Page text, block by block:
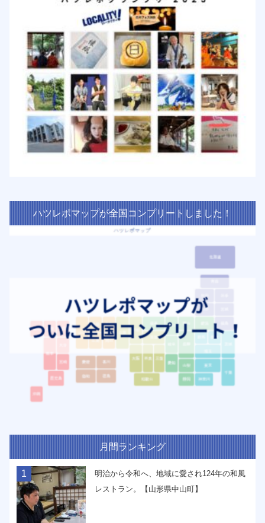
ハツレポマップが全国コンプリートしました！
月間ランキング
1
明治から令和へ、地域に愛され124年の和風
レストラン。【山形県中山町】